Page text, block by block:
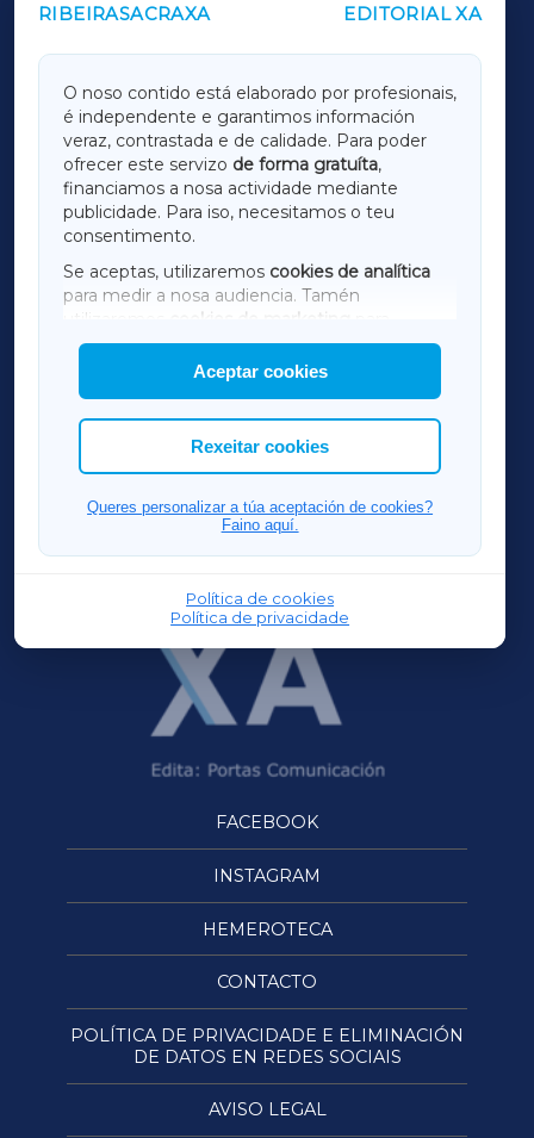
RIBEIRASACRAXA EDITORIAL XA
O noso contido está elaborado por profesionais,
é independente e garantimos información
veraz, contrastada e de calidade. Para poder
ofrecer este servizo de forma gratuíta,
financiamos a nosa actividade mediante
publicidade. Para iso, necesitamos o teu
consentimento.
Se aceptas, utilizaremos cookies de analítica
para medir a nosa audiencia. Tamén
utilizaremos
cookies de marketing
mostrar publicidade de terceiros.
Así mesmo, podes personalizar a elección das
cookies que desexas permitir.
Aceptar cookies
Rexeitar cookies
Queres personalizar a túa aceptación de cookies?
Faino aquí.
Política de cookies
Política de privacidade
OUTROS PERIÓDICOS
LUGOXA
TERRACHAXA
AMARIÑAXA
RIBEIRASACRAXA
ACORUÑAXA
FERROLXA
OURENSEXA
FACEBOOK
INSTAGRAM
HEMEROTECA
CONTACTO
POLÍTICA DE PRIVACIDADE E ELIMINACIÓN
DE DATOS EN REDES SOCIAIS
AVISO LEGAL